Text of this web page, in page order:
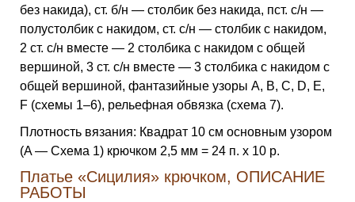
без накида), ст. б/н — столбик без накида, пст. с/н —
полустолбик с накидом, ст. с/н — столбик с накидом,
2 ст. с/н вместе — 2 столбика с накидом с общей
вершиной, 3 ст. с/н вместе — 3 столбика с накидом с
общей вершиной, фантазийные узоры A, B, C, D, E,
F (схемы 1–6), рельефная обвязка (схема 7).
Плотность вязания: Квадрат 10 см основным узором
(A — Схема 1) крючком 2,5 мм = 24 п. x 10 р.
Платье «Сицилия» крючком, ОПИСАНИЕ
РАБОТЫ